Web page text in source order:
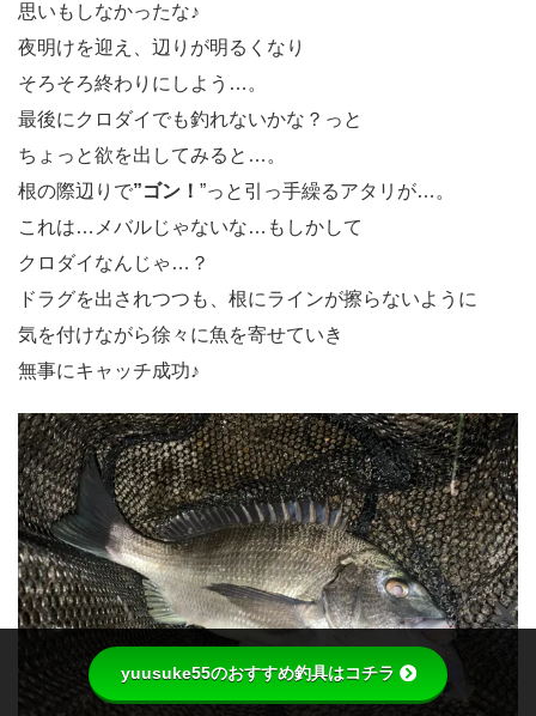
思いもしなかったな♪
夜明けを迎え、辺りが明るくなり
そろそろ終わりにしよう…。
最後にクロダイでも釣れないかな？っと
ちょっと欲を出してみると…。
根の際辺りで”ゴン！ ”っと引っ手繰るアタリが…。
これは…メバルじゃないな…もしかして
クロダイなんじゃ…？
ドラグを出されつつも、根にラインが擦らないように
気を付けながら徐々に魚を寄せていき
無事にキャッチ成功♪
yuusuke55のおすすめ釣具はコチラ